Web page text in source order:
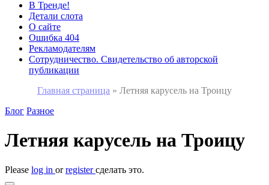
В Тренде!
Детали слота
О сайте
Ошибка 404
Рекламодателям
Сотрудничество. Свидетельство об авторской
публикации
Главная страница » Летняя карусель на Троицу
Блог Разное
Летняя карусель на Троицу
Please log in orregisterсделать это.